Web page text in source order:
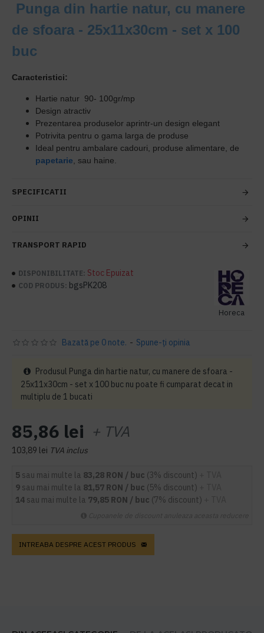
Punga din hartie natur, cu manere
de sfoara - 25x11x30cm - set x 100
buc
Caracteristici:
Hartie natur 90- 100gr/mp
Design atractiv
Prezentarea produselor aprintr-un design elegant
Potrivita pentru o gama larga de produse
Ideal pentru ambalare cadouri, produse alimentare, de
papetarie , sau haine.
SPECIFICATII
OPINII
TRANSPORT RAPID
DISPONIBILITATE: Stoc Epuizat
COD PRODUS: bgsPK208
Horeca
Bazată pe 0 note. - Spune-ţi opinia
85,86 lei + TVA
103,89 lei TVA inclus
Produsul Punga din hartie natur, cu manere de sfoara -
25x11x30cm - set x 100 buc nu poate fi cumparat decat in
multiplu de 1 bucati
5 sau mai multe la 83,28 RON / buc (3% discount)
9 sau mai multe la 81,57 RON / buc (5% discount)
14 sau mai multe la 79,85 RON / buc (7% discount)
INTREABA DESPRE ACEST PRODUS